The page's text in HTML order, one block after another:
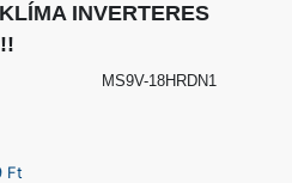
INVERTERES
MS9V-18HRDN1
Ft